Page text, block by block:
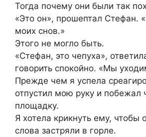
Тогда почему они были так
«Это он», прошептал Стефан.
моих снов.»
Этого не могло быть.
«Стефан, это чепуха»,
говорить спокойно. «Мы
Прежде чем я успела
отпустил мою руку и побежал
площадку.
Я хотела крикнуть ему, чтобы
слова застряли в горле.